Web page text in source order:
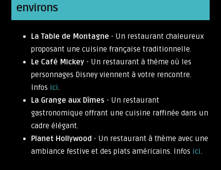
environs
La Table de Montagne - Un restaurant chaleureux
proposant une cuisine française traditionnelle.
Le Café Mickey - Un restaurant à thème où les
personnages Disney viennent à votre rencontre.
Infos ici.
La Grange aux Dîmes - Un restaurant
gastronomique offrant une cuisine raffinée dans un
cadre élégant.
Planet Hollywood - Un restaurant à thème avec une
ambiance festive et des plats américains. Infos ici.